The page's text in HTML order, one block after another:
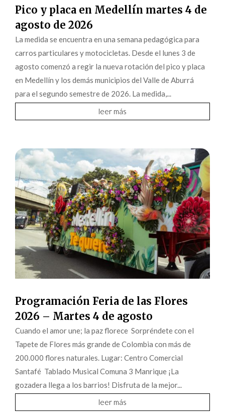
Pico y placa en Medellín martes 4 de
agosto de 2026
La medida se encuentra en una semana pedagógica para
carros particulares y motocicletas. Desde el lunes 3 de
agosto comenzó a regir la nueva rotación del pico y placa
en Medellín y los demás municipios del Valle de Aburrá
para el segundo semestre de 2026. La medida,...
leer más
Programación Feria de las Flores
2026 – Martes 4 de agosto
Cuando el amor une; la paz florece Sorpréndete con el
Tapete de Flores más grande de Colombia con más de
200.000 flores naturales. Lugar: Centro Comercial
Santafé Tablado Musical Comuna 3 Manrique ¡La
gozadera llega a los barrios! Disfruta de la mejor...
leer más